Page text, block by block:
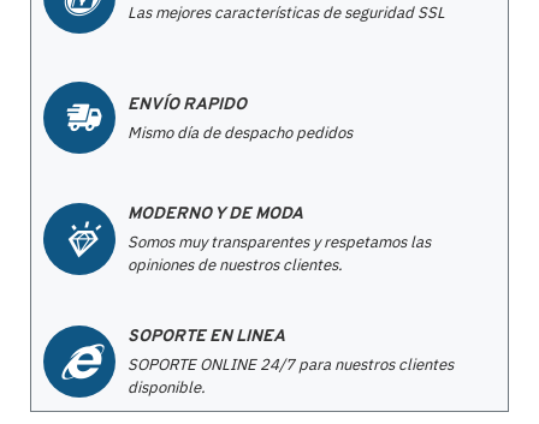
Las mejores características de seguridad SSL
ENVÍO RAPIDO
Mismo día de despacho pedidos
MODERNO Y DE MODA
Somos muy transparentes y respetamos las
opiniones de nuestros clientes.
SOPORTE EN LINEA
SOPORTE ONLINE 24/7 para nuestros clientes
disponible.